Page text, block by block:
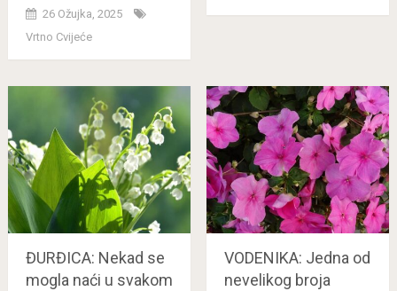
26 Ožujka, 2025
Vrtno Cvijeće
ĐURĐICA: Nekad se
mogla naći u svakom
VODENIKA: Jedna od
nevelikog broja